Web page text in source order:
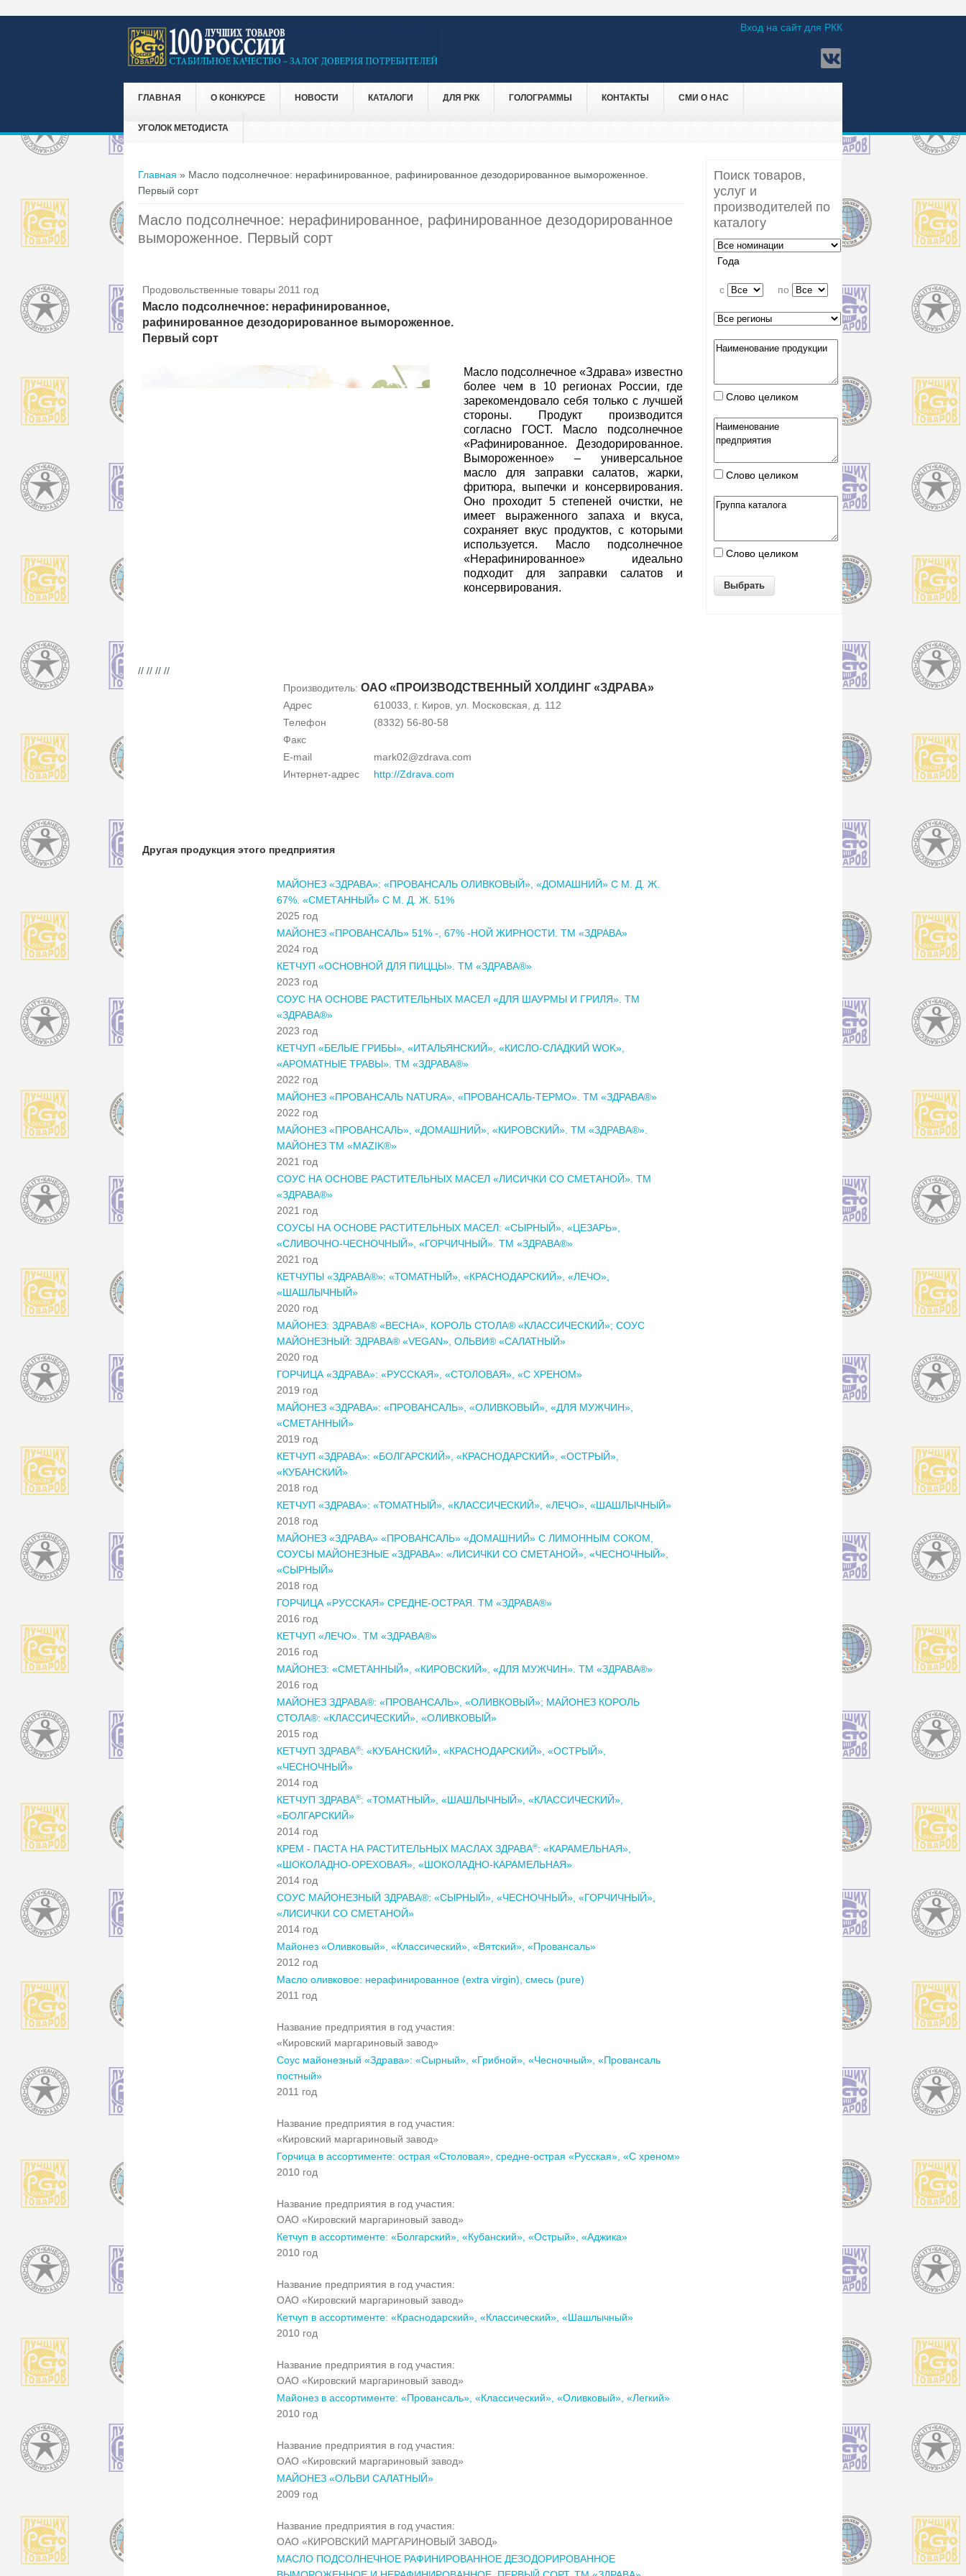
Вход на сайт для РКК
ГЛАВНАЯ О КОНКУРСЕ НОВОСТИ КАТАЛОГИ ДЛЯ РКК ГОЛОГРАММЫ КОНТАКТЫ СМИ О НАС
УГОЛОК МЕТОДИСТА
Вы здесь
Главная » Масло подсолнечное: нерафинированное, рафинированное дезодорированное вымороженное.
Первый сорт
Масло подсолнечное: нерафинированное, рафинированное дезодорированное
вымороженное. Первый сорт
Продовольственные товары 2011 год
Масло подсолнечное: нерафинированное,
рафинированное дезодорированное вымороженное.
Первый сорт
Масло подсолнечное «Здрава» известно
более чем в 10 регионах России, где
зарекомендовало себя только с лучшей
стороны. Продукт производится
согласно ГОСТ. Масло подсолнечное
«Рафинированное. Дезодорированное.
Вымороженное» – универсальное
масло для заправки салатов, жарки,
фритюра, выпечки и консервирования.
Оно проходит 5 степеней очистки, не
имеет выраженного запаха и вкуса,
сохраняет вкус продуктов, с которыми
используется. Масло подсолнечное
«Нерафинированное» идеально
подходит для заправки салатов и
консервирования.
// // // //
Производитель: ОАО «ПРОИЗВОДСТВЕННЫЙ ХОЛДИНГ «ЗДРАВА»
Адрес
610033, г. Киров, ул. Московская, д. 112
Телефон
(8332) 56-80-58
Факс
E-mail
mark02@zdrava.com
Интернет-адрес
http://Zdrava.com
Другая продукция этого предприятия
МАЙОНЕЗ «ЗДРАВА»: «ПРОВАНСАЛЬ ОЛИВКОВЫЙ», «ДОМАШНИЙ» С М. Д. Ж.
67%. «СМЕТАННЫЙ» С М. Д. Ж. 51%
2025 год
МАЙОНЕЗ «ПРОВАНСАЛЬ» 51% -, 67% -НОЙ ЖИРНОСТИ. ТМ «ЗДРАВА»
2024 год
КЕТЧУП «ОСНОВНОЙ ДЛЯ ПИЦЦЫ». ТМ «ЗДРАВА®»
2023 год
СОУС НА ОСНОВЕ РАСТИТЕЛЬНЫХ МАСЕЛ «ДЛЯ ШАУРМЫ И ГРИЛЯ». ТМ
«ЗДРАВА®»
2023 год
КЕТЧУП «БЕЛЫЕ ГРИБЫ», «ИТАЛЬЯНСКИЙ», «КИСЛО-СЛАДКИЙ WOK»,
«АРОМАТНЫЕ ТРАВЫ». ТМ «ЗДРАВА®»
2022 год
МАЙОНЕЗ «ПРОВАНСАЛЬ NATURA», «ПРОВАНСАЛЬ-ТЕРМО». ТМ «ЗДРАВА®»
2022 год
МАЙОНЕЗ «ПРОВАНСАЛЬ», «ДОМАШНИЙ», «КИРОВСКИЙ». ТМ «ЗДРАВА®».
МАЙОНЕЗ ТМ «MAZIK®»
2021 год
СОУС НА ОСНОВЕ РАСТИТЕЛЬНЫХ МАСЕЛ «ЛИСИЧКИ СО СМЕТАНОЙ». ТМ
«ЗДРАВА®»
2021 год
СОУСЫ НА ОСНОВЕ РАСТИТЕЛЬНЫХ МАСЕЛ: «СЫРНЫЙ», «ЦЕЗАРЬ»,
«СЛИВОЧНО-ЧЕСНОЧНЫЙ», «ГОРЧИЧНЫЙ». ТМ «ЗДРАВА®»
2021 год
КЕТЧУПЫ «ЗДРАВА®»: «ТОМАТНЫЙ», «КРАСНОДАРСКИЙ», «ЛЕЧО»,
«ШАШЛЫЧНЫЙ»
2020 год
МАЙОНЕЗ: ЗДРАВА® «ВЕСНА», КОРОЛЬ СТОЛА® «КЛАССИЧЕСКИЙ»; СОУС
МАЙОНЕЗНЫЙ: ЗДРАВА® «VEGAN», ОЛЬВИ® «САЛАТНЫЙ»
2020 год
ГОРЧИЦА «ЗДРАВА»: «РУССКАЯ», «СТОЛОВАЯ», «С ХРЕНОМ»
2019 год
МАЙОНЕЗ «ЗДРАВА»: «ПРОВАНСАЛЬ», «ОЛИВКОВЫЙ», «ДЛЯ МУЖЧИН»,
«СМЕТАННЫЙ»
2019 год
КЕТЧУП «ЗДРАВА»: «БОЛГАРСКИЙ», «КРАСНОДАРСКИЙ», «ОСТРЫЙ»,
«КУБАНСКИЙ»
2018 год
КЕТЧУП «ЗДРАВА»: «ТОМАТНЫЙ», «КЛАССИЧЕСКИЙ», «ЛЕЧО», «ШАШЛЫЧНЫЙ»
2018 год
МАЙОНЕЗ «ЗДРАВА» «ПРОВАНСАЛЬ» «ДОМАШНИЙ» С ЛИМОННЫМ СОКОМ,
СОУСЫ МАЙОНЕЗНЫЕ «ЗДРАВА»: «ЛИСИЧКИ СО СМЕТАНОЙ», «ЧЕСНОЧНЫЙ»,
«СЫРНЫЙ»
2018 год
ГОРЧИЦА «РУССКАЯ» СРЕДНЕ-ОСТРАЯ. ТМ «ЗДРАВА®»
2016 год
КЕТЧУП «ЛЕЧО». ТМ «ЗДРАВА®»
2016 год
МАЙОНЕЗ: «СМЕТАННЫЙ», «КИРОВСКИЙ», «ДЛЯ МУЖЧИН». ТМ «ЗДРАВА®»
2016 год
МАЙОНЕЗ ЗДРАВА®: «ПРОВАНСАЛЬ», «ОЛИВКОВЫЙ»; МАЙОНЕЗ КОРОЛЬ
СТОЛА®: «КЛАССИЧЕСКИЙ», «ОЛИВКОВЫЙ»
2015 год
КЕТЧУП ЗДРАВА®: «КУБАНСКИЙ», «КРАСНОДАРСКИЙ», «ОСТРЫЙ»,
«ЧЕСНОЧНЫЙ»
2014 год
КЕТЧУП ЗДРАВА®: «ТОМАТНЫЙ», «ШАШЛЫЧНЫЙ», «КЛАССИЧЕСКИЙ»,
«БОЛГАРСКИЙ»
2014 год
КРЕМ - ПАСТА НА РАСТИТЕЛЬНЫХ МАСЛАХ ЗДРАВА®: «КАРАМЕЛЬНАЯ»,
«ШОКОЛАДНО-ОРЕХОВАЯ», «ШОКОЛАДНО-КАРАМЕЛЬНАЯ»
2014 год
СОУС МАЙОНЕЗНЫЙ ЗДРАВА®: «СЫРНЫЙ», «ЧЕСНОЧНЫЙ», «ГОРЧИЧНЫЙ»,
«ЛИСИЧКИ СО СМЕТАНОЙ»
2014 год
Майонез «Оливковый», «Классический», «Вятский», «Провансаль»
2012 год
Масло оливковое: нерафинированное (extra virgin), смесь (pure)
2011 год
Название предприятия в год участия:
«Кировский маргариновый завод»
Соус майонезный «Здрава»: «Сырный», «Грибной», «Чесночный», «Провансаль
постный»
2011 год
Название предприятия в год участия:
«Кировский маргариновый завод»
Горчица в ассортименте: острая «Столовая», средне-острая «Русская», «С хреном»
2010 год
Название предприятия в год участия:
ОАО «Кировский маргариновый завод»
Кетчуп в ассортименте: «Болгарский», «Кубанский», «Острый», «Аджика»
2010 год
Название предприятия в год участия:
ОАО «Кировский маргариновый завод»
Кетчуп в ассортименте: «Краснодарский», «Классический», «Шашлычный»
2010 год
Название предприятия в год участия:
ОАО «Кировский маргариновый завод»
Майонез в ассортименте: «Провансаль», «Классический», «Оливковый», «Легкий»
2010 год
Название предприятия в год участия:
ОАО «Кировский маргариновый завод»
МАЙОНЕЗ «ОЛЬВИ САЛАТНЫЙ»
2009 год
Название предприятия в год участия:
ОАО «КИРОВСКИЙ МАРГАРИНОВЫЙ ЗАВОД»
МАСЛО ПОДСОЛНЕЧНОЕ РАФИНИРОВАННОЕ ДЕЗОДОРИРОВАННОЕ
Поиск товаров,
услуг и
производителей по
каталогу
Года
c по
Слово целиком
Слово целиком
Слово целиком